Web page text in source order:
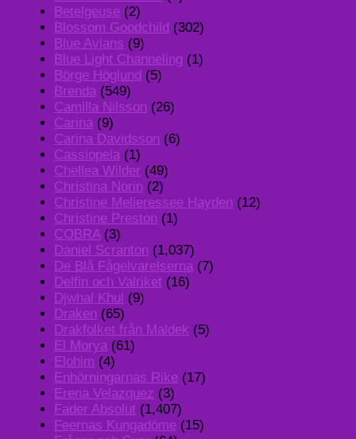
Betelgeuse (2)
Blossom Goodchild (302)
Blue Avians (9)
Blue Light Channeling (1)
Börge Höglund (5)
Brenda (549)
Camilla Nilsson (26)
Carina (9)
Carina Davidsson (6)
Cassiopeia (1)
Chellea Wilder (49)
Christina Norin (2)
Christine Melieressee Hayden (12)
Christine Preston (1)
COBRA(3)
Daniel Scranton (1,037)
De Blå Fågelvarelserna (7)
Delfin och Valriket (16)
Djwhal Khul (9)
Draken (65)
Drakfolket från Maldek (5)
El Morya (61)
Elohim (4)
Enhörningarnas Rike (17)
Erena Velazquez (3)
Fader Absolut (1,407)
Feernas Kungadöme (15)